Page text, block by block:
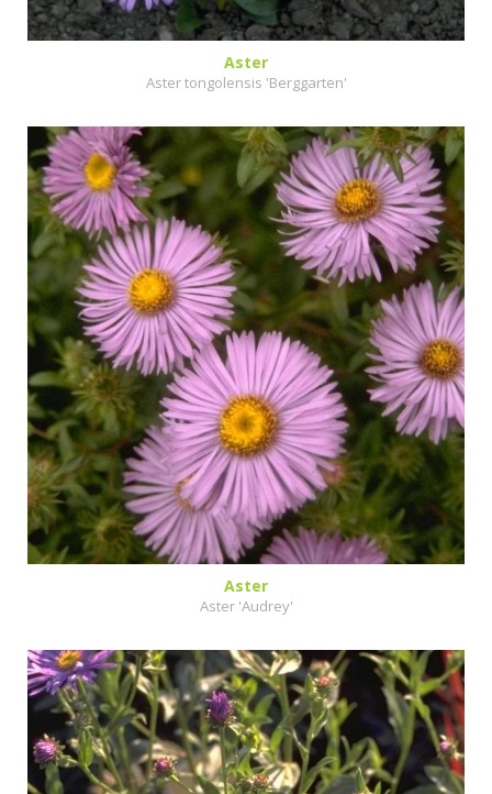
Aster
Aster tongolensis 'Berggarten'
Aster
Aster 'Audrey'